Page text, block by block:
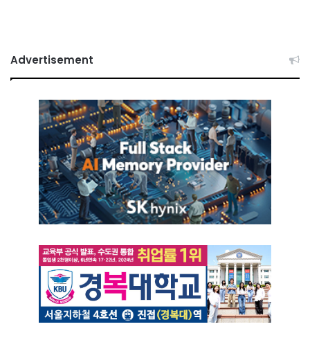
Advertisement